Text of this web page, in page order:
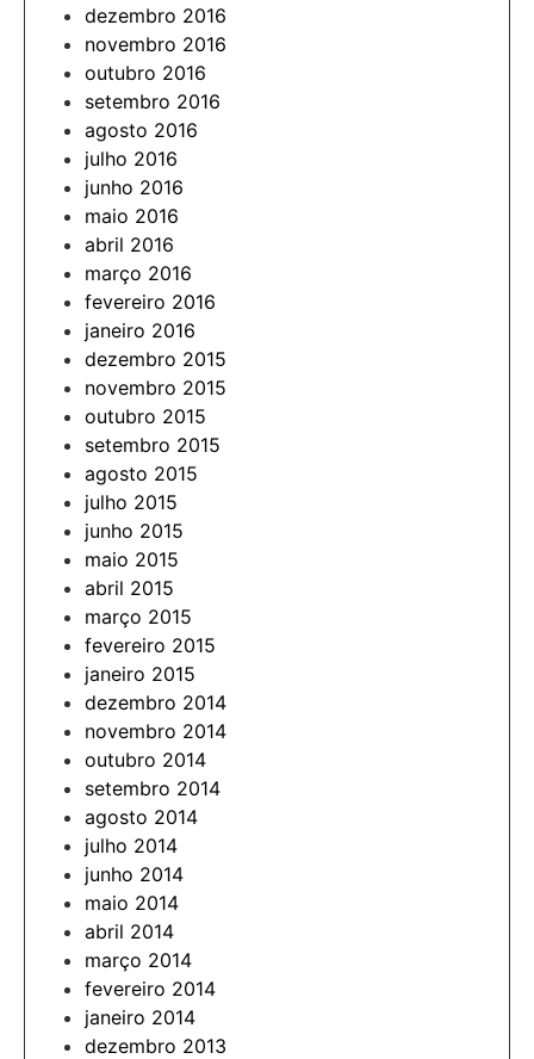
dezembro 2016
novembro 2016
outubro 2016
setembro 2016
agosto 2016
julho 2016
junho 2016
maio 2016
abril 2016
março 2016
fevereiro 2016
janeiro 2016
dezembro 2015
novembro 2015
outubro 2015
setembro 2015
agosto 2015
julho 2015
junho 2015
maio 2015
abril 2015
março 2015
fevereiro 2015
janeiro 2015
dezembro 2014
novembro 2014
outubro 2014
setembro 2014
agosto 2014
julho 2014
junho 2014
maio 2014
abril 2014
março 2014
fevereiro 2014
janeiro 2014
dezembro 2013